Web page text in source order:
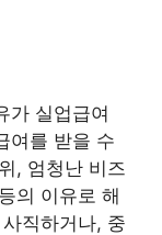
가 실업급여
여를 받을 수
, 엄청난 비즈
의 이유로 해
직하거나, 중